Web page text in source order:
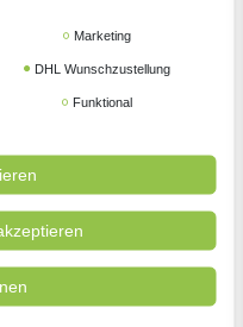
Marketing
DHL Wunschzustellung
Funktional